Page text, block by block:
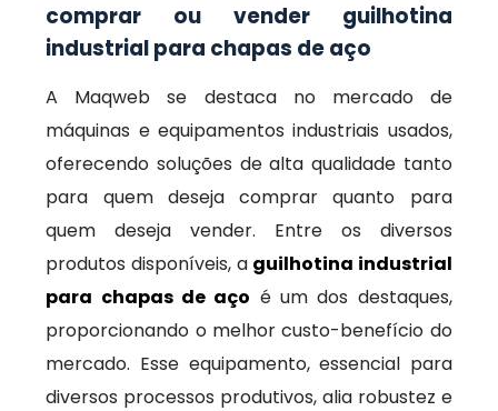
comprar ou vender guilhotina
industrial para chapas de aço
A Maqweb se destaca no mercado de
máquinas e equipamentos industriais usados,
oferecendo soluções de alta qualidade tanto
para quem deseja comprar quanto para
quem deseja vender. Entre os diversos
produtos disponíveis, a guilhotina industrial
para chapas de aço é um dos destaques,
proporcionando o melhor custo-benefício do
mercado. Esse equipamento, essencial para
diversos processos produtivos, alia robustez e